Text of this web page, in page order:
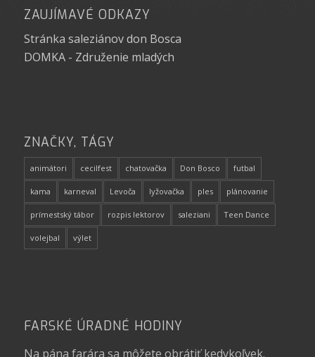
ZAUJÍMAVÉ ODKAZY
Stránka saleziánov don Bosca
DOMKA - Združenie mladých
ZNAČKY, TÁGY
animátori cecilfest chatovačka Don Bosco futbal
kama karneval Levoča lyžovačka ples plánovanie
prímestský tábor rozpis lektorov saleziani Teen Dance
volejbal výlet
FARSKÉ ÚRADNÉ HODINY
Na pána farára sa môžete obrátiť kedykoľvek.